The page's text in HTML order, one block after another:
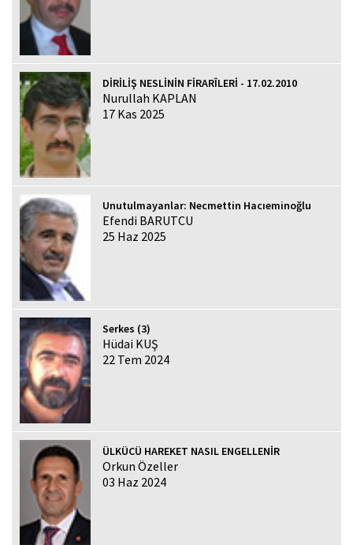
DİRİLİŞ NESLİNİN FİRARÎLERİ - 17.02.2010
Nurullah KAPLAN
17 Kas 2025
Unutulmayanlar: Necmettin Hacıeminoğlu
Efendi BARUTCU
25 Haz 2025
Serkes (3)
Hüdai KUŞ
22 Tem 2024
ÜLKÜCÜ HAREKET NASIL ENGELLENİR
Orkun Özeller
03 Haz 2024